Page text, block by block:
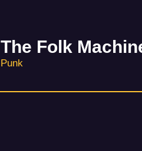
The Folk
Punk